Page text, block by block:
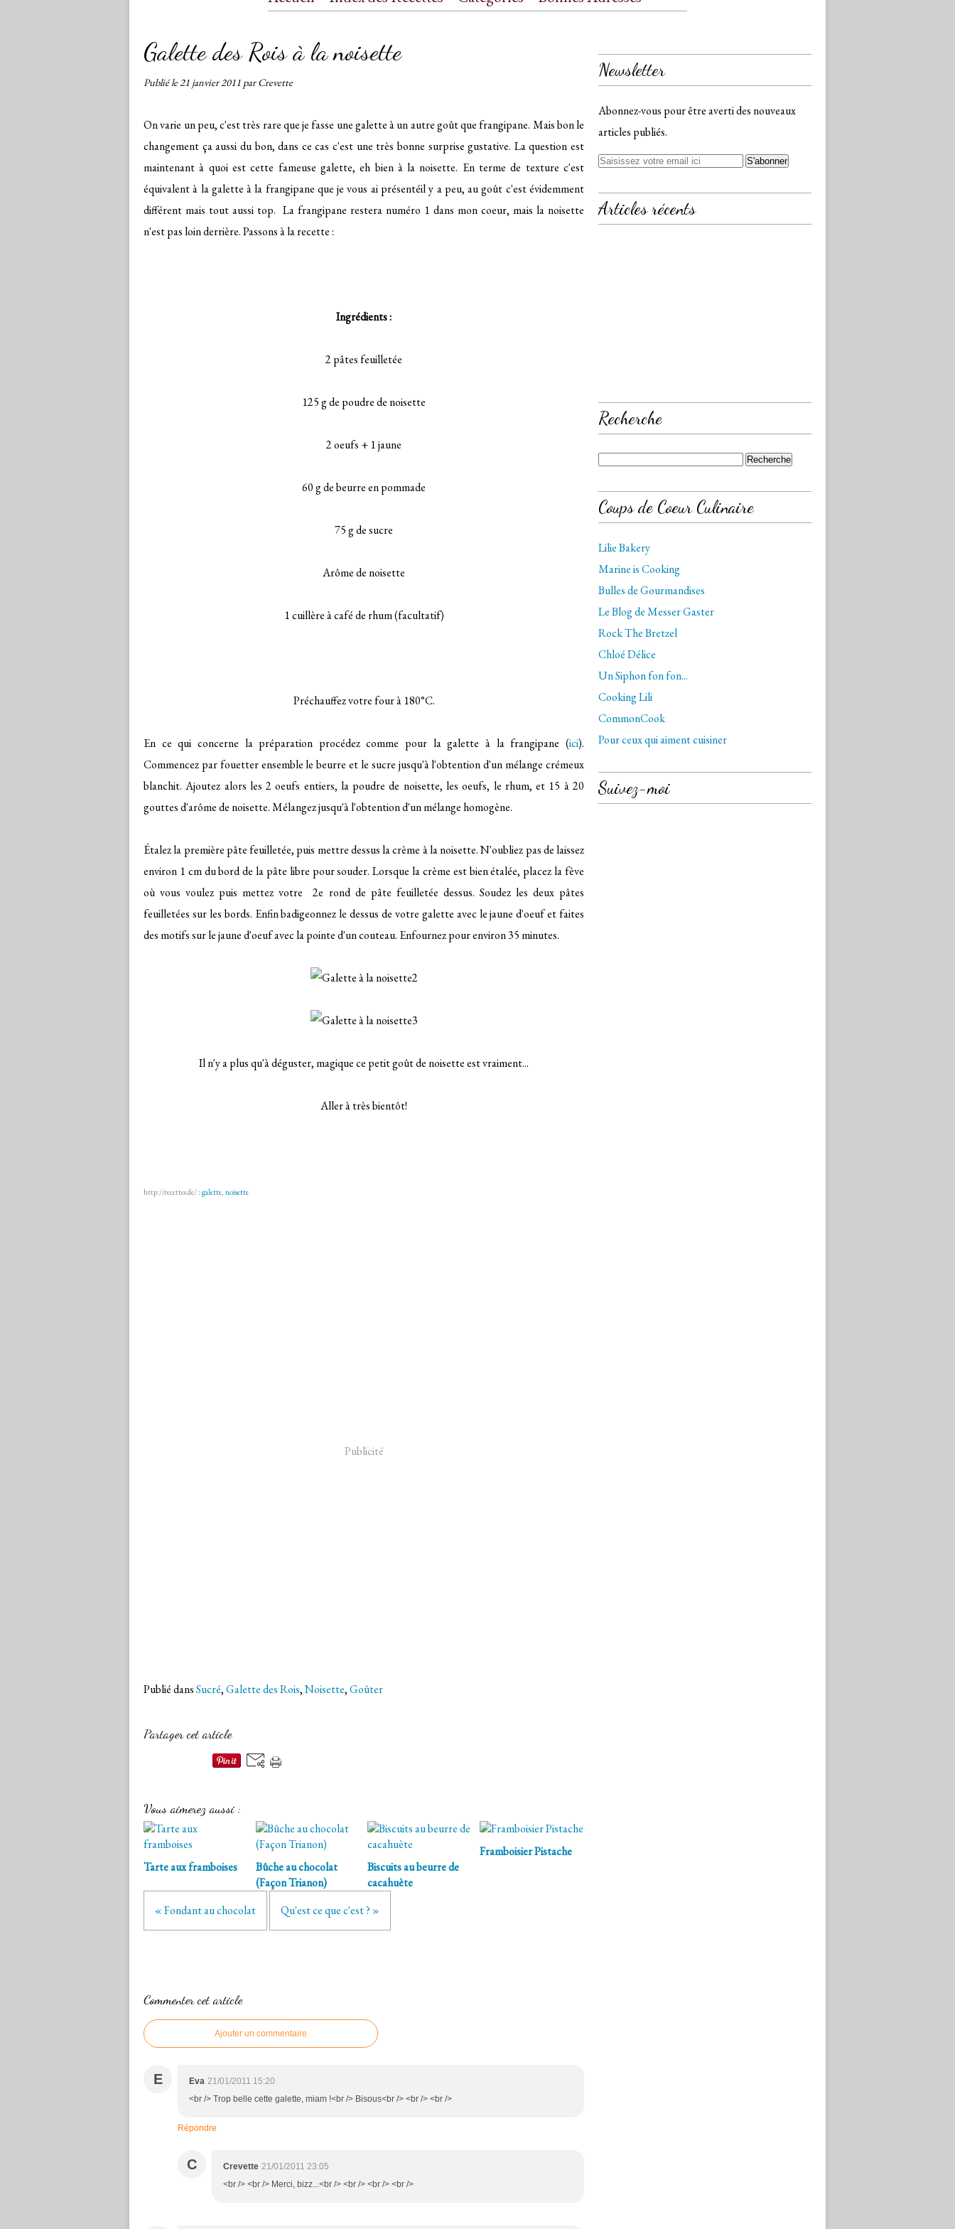
Galette des Rois à la noisette
Publié le21 janvier 2011 par Crevette
On varie un peu, c'est très rare que je fasse une galette à un autre goût que frangipane. Mais bon le
changement ça aussi du bon, dans ce cas c'est une très bonne surprise gustative. La question est
maintenant à quoi est cette fameuse galette, eh bien à la noisette. En terme de texture c'est
équivalent à la galette à la frangipane que je vous ai présentéil y a peu, au goût c'est évidemment
différent mais tout aussi top. La frangipane restera numéro 1 dans mon coeur, mais la noisette
n'est pas loin derrière. Passons à la recette :
Ingrédients :
2 pâtes feuilletée
125 g de poudre de noisette
2 oeufs + 1 jaune
60 g de beurre en pommade
75 g de sucre
Arôme de noisette
1 cuillère à café de rhum (facultatif)
Préchauffez votre four à 180°C.
En ce qui concerne la préparation procédez comme pour la galette à la frangipane (ici).
Commencez par fouetter ensemble le beurre et le sucre jusqu'à l'obtention d'un mélange crémeux
blanchit. Ajoutez alors les 2 oeufs entiers, la poudre de noisette, les oeufs, le rhum, et 15 à 20
gouttes d'arôme de noisette. Mélangez jusqu'à l'obtention d'un mélange homogène.
Étalez la première pâte feuilletée, puis mettre dessus la crème à la noisette. N'oubliez pas de laissez
environ 1 cm du bord de la pâte libre pour souder. Lorsque la crème est bien étalée, placez la fève
où vous voulez puis mettez votre 2e rond de pâte feuilletée dessus. Soudez les deux pâtes
feuilletées sur les bords. Enfin badigeonnez le dessus de votre galette avec le jaune d'oeuf et faites
des motifs sur le jaune d'oeuf avec la pointe d'un couteau. Enfournez pour environ 35 minutes.
Il n'y a plus qu'à déguster, magique ce petit goût de noisette est vraiment...
Aller à très bientôt!
http://recettes.de/ : galette, noisette
Publicité
Publié dansSucré,Galette des Rois,Noisette,Goûter
Partager cet article
Vous aimerez aussi :
Tarte aux framboises
Bûche au chocolat
(Façon Trianon)
Biscuits au beurre de
cacahuète
Framboisier Pistache
« Fondant au chocolat Qu'est ce que c'est ? »
Commenter cet article
Ajouter un commentaire
E Eva 21/01/2011 15:20
<br /> Trop belle cette galette, miam !<br /> Bisous<br /> <br /> <br />
Répondre
C Crevette 21/01/2011 23:05
<br /> <br /> Merci, bizz...<br /> <br /> <br /> <br />
Newsletter
Abonnez-vous pour être averti des nouveaux
articles publiés.
Articles récents
Recherche
Coups de Coeur Culinaire
Lilie Bakery
Marine is Cooking
Bulles de Gourmandises
Le Blog de Messer Gaster
Rock The Bretzel
Chloé Délice
Un Siphon fon fon...
Cooking Lili
CommonCook
Pour ceux qui aiment cuisiner
Suivez-moi